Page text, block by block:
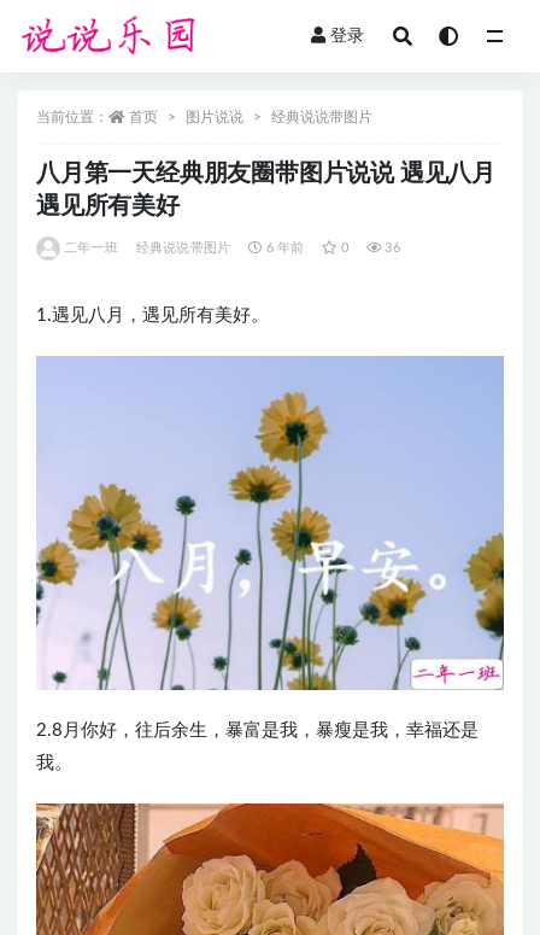
登录
当前位置： 首页 图片说说 经典说说带图片
八月第一天经典朋友圈带图片说说 遇见八月
遇见所有美好
二年一班 经典说说带图片 6 年前 0 36
1.遇见八月，遇见所有美好。
2.8月你好，往后余生，暴富是我，暴瘦是我，幸福还是
我。